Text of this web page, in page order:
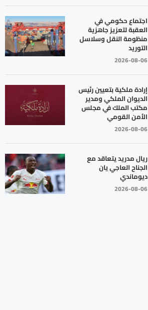
اجتماع حكومي في
العقبة لتعزيز جاهزية
منظومة النقل وسلاسل
التوريد
2026-08-06
إرادة ملكية بتعيين رئيس
الديوان الملكي ومدير
مكتب الملك في مجلس
الأمن القومي
2026-08-06
ريال مدريد يتعاقد مع
الجناح العاجي يان
ديوماندي
2026-08-06